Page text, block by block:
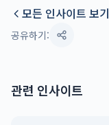
모든 인사이트 보기
공유하기:
관련 인사이트